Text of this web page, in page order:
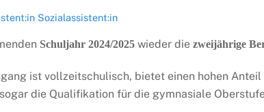
Sozialassistent:in
Schuljahr 2024/2025 wieder die zweijährige
ist vollzeitschulisch, bietet einen hohen
die Qualifikation für die gymnasiale